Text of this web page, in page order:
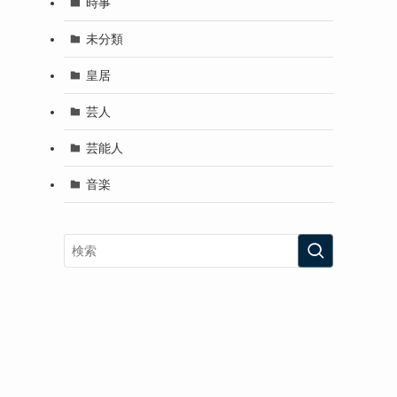
未分類
皇居
芸人
芸能人
音楽